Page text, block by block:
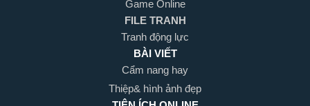
Game Online
FILE TRANH
Tranh động lực
BÀI VIẾT
Cẩm nang hay
Thiệp& hình ảnh đẹp